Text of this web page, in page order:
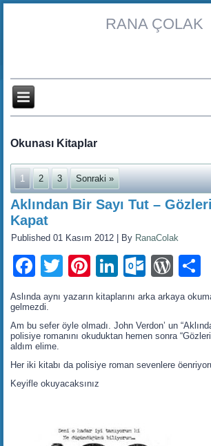
RANA ÇOLAK
Okunası Kitaplar
1 2 3 Sonraki »
Aklından Bir Sayı Tut –
Kapat
Published 01 Kasım 2012 By RanaColak
Facebook
TwitterPinterest
LinkedIn
Aslında aynı yazarın kitaplarını arka arkaya
gelmezdi.
Am bu sefer öyle olmadı. John Verdon’ un
polisiye romanını okuduktan hemen sonra
aldım elime.
Her iki kitabı da polisiye roman sevenlere
Keyifle okuyacaksınız